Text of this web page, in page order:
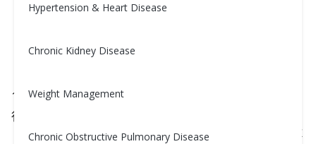
Hypertension & Heart Disease
Chronic Kidney Disease
Weight Management
Chronic Obstructive Pulmonary Disease
1型糖尿病：有哪些徵兆和症狀？
Carrie Mccorkindale, MPH, RD, CDE
1型糖尿病是一種慢性疾病，其中胰腺產生的胰島素
很少或根本不產生。胰島素是一種激素，必須讓糖
（葡萄糖）進入細胞以產生能量。自己診斷往往是不